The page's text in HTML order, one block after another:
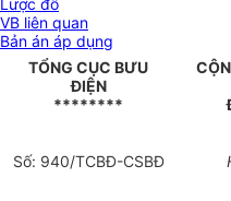
Lược đồ
VB liên quan
Bản án áp dụng
TỔNG CỤC BƯU
ĐIỆN
********
Số: 940/TCBĐ-CSBĐ